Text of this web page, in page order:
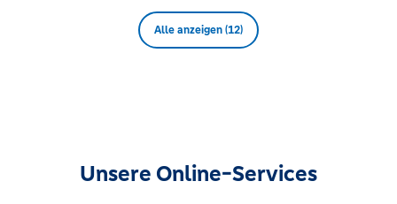
Alle anzeigen (12)
Unsere Online-Services